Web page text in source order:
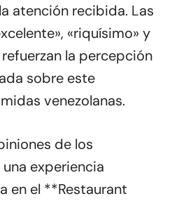
atención recibida. Las
«riquísimo» y
la percepción
sobre este
venezolanas.
de los
experiencia
en el **Restaurant